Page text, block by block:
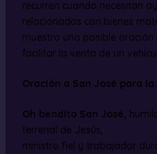
recurren cuando necesitan
relacionados con bienes
muestro una posible
facilitar la venta de un
Oración a San José para
Oh bendito San José,
terrenal de Jesús,
ministro fiel y trabajador